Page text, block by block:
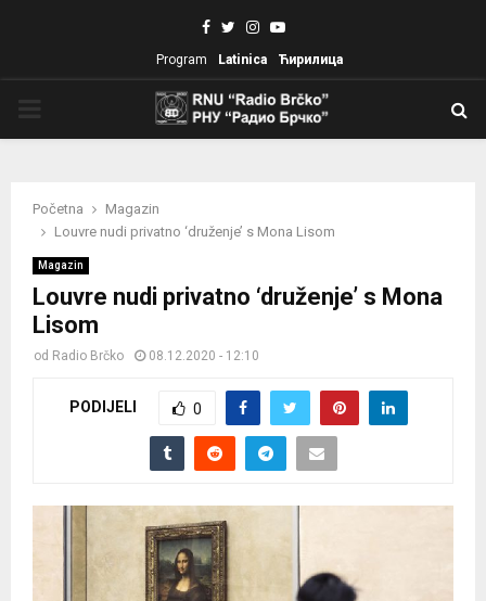
Facebook
TwitterInstagram
Youtube
Program Latinica Ћирилица
Početna
Magazin
Louvre nudi privatno ‘druženje’ s Mona Lisom
Magazin
Louvre nudi privatno ‘druženje’ s Mona
Lisom
od Radio Brčko 08.12.2020 - 12:10
PODIJELI 0